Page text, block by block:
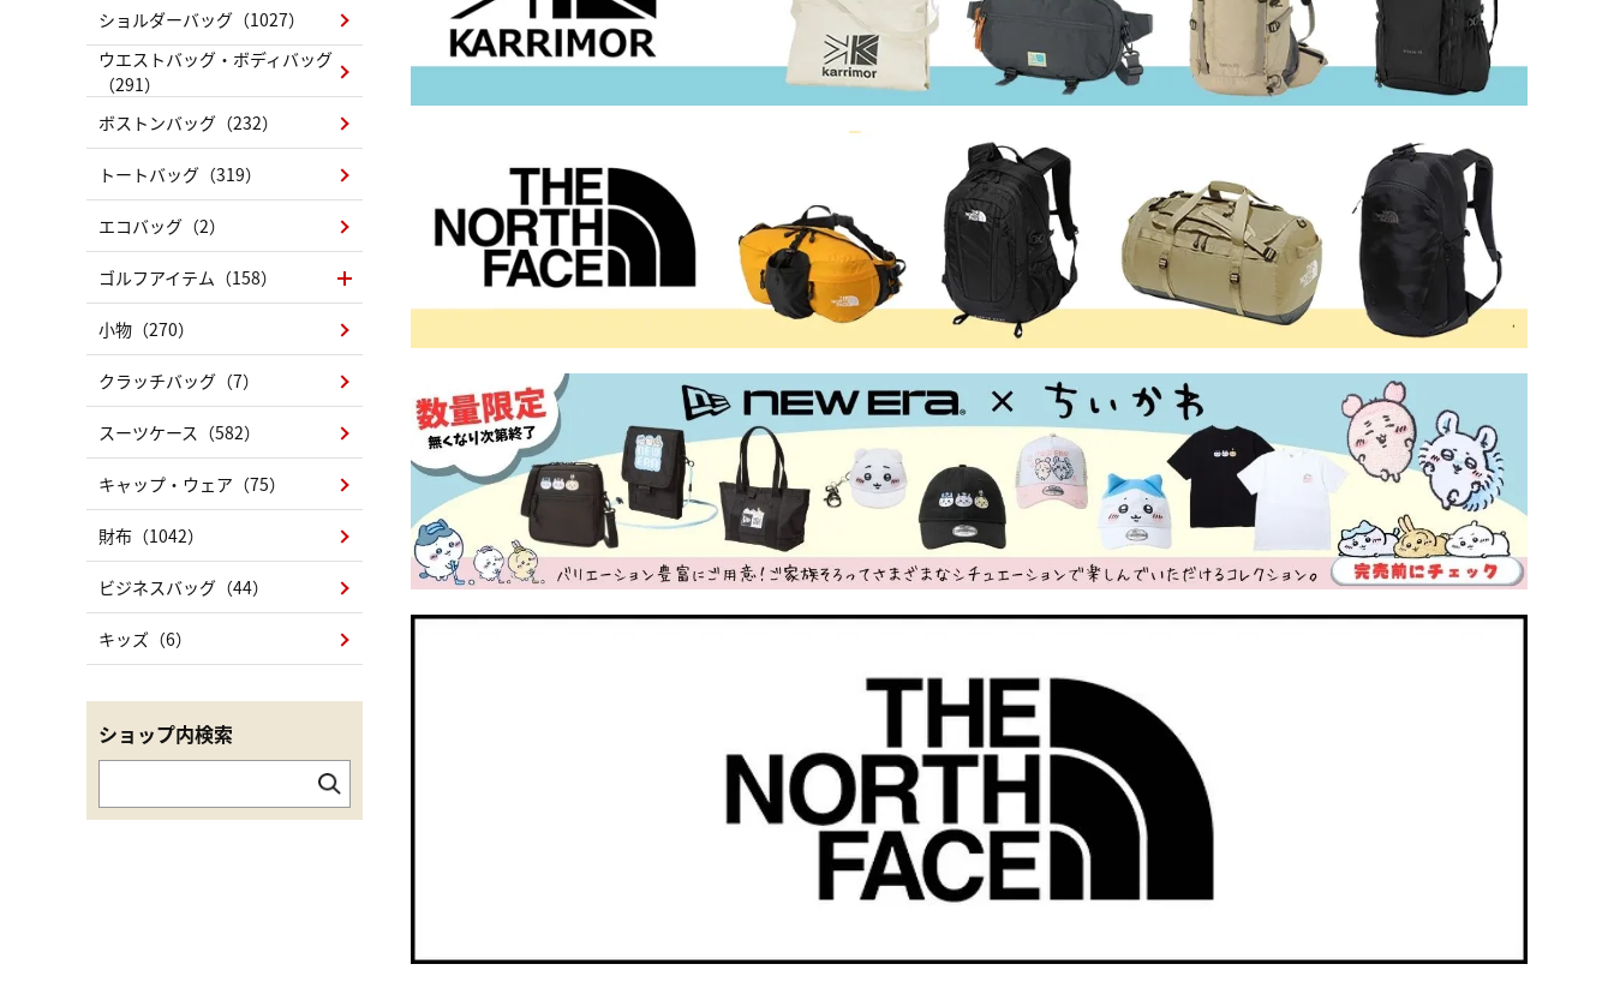
ショルダーバッグ（1027）
ウエストバッグ・ボディバッグ
（291）
ボストンバッグ（232）
トートバッグ（319）
エコバッグ（2）
ゴルフアイテム（158）
小物（270）
クラッチバッグ（7）
スーツケース（582）
キャップ・ウェア（75）
財布（1042）
ビジネスバッグ（44）
キッズ（6）
ショップ内検索